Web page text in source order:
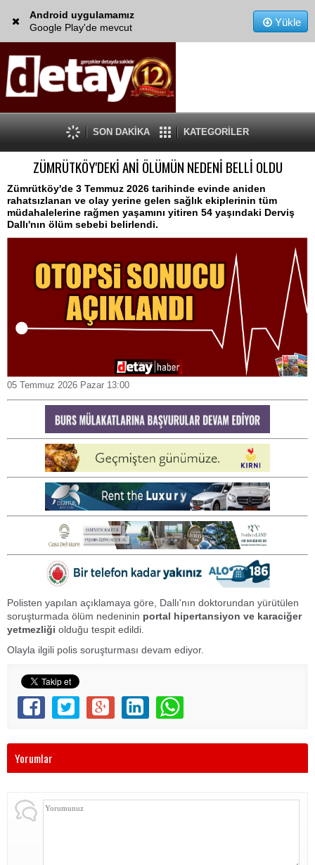
Android uygulamamız
Google Play'de mevcut
Yükle
SON DAKİKA KATEGORİLER
ZÜMRÜTKÖY'DEKİ ANİ ÖLÜMÜN NEDENİ BELLİ OLDU
Zümrütköy'de 3 Temmuz 2026 tarihinde evinde aniden
rahatsızlanan ve olay yerine gelen sağlık ekiplerinin tüm
müdahalelerine rağmen yaşamını yitiren 54 yaşındaki Derviş
Dallı'nın ölüm sebebi belirlendi.
05 Temmuz 2026 Pazar 13:00
Polisten yapılan açıklamaya göre, Dallı'nın doktorundan yürütülen
soruşturmada ölüm nedeninin portal hipertansiyon ve karaciğer
yetmezliği olduğu tespit edildi.
Olayla ilgili polis soruşturması devam ediyor.
Yorumlar